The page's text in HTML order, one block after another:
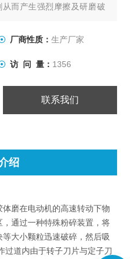
而产生强烈摩擦及研磨破
厂商性质： 生产厂家
访 问 量： 1356
联系我们
绍
体磨在电动机的高速转动下物
通过一种特殊粉碎装置，将
大小颗粒迅速破碎，然后吸
过道内由于转子刀片与定子刀